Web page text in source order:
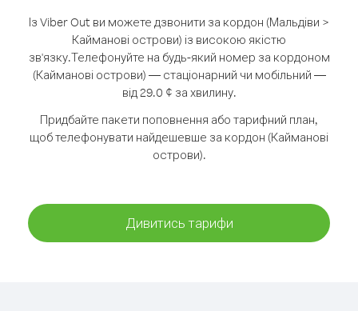
Із Viber Out ви можете дзвонити за кордон (Мальдіви >
Кайманові острови) із високою якістю
зв'язку.Телефонуйте на будь-який номер за кордоном
(Кайманові острови) — стаціонарний чи мобільний —
від 29.0 ¢ за хвилину.
Придбайте пакети поповнення або тарифний план,
щоб телефонувати найдешевше за кордон (Кайманові
острови).
Дивитись тарифи